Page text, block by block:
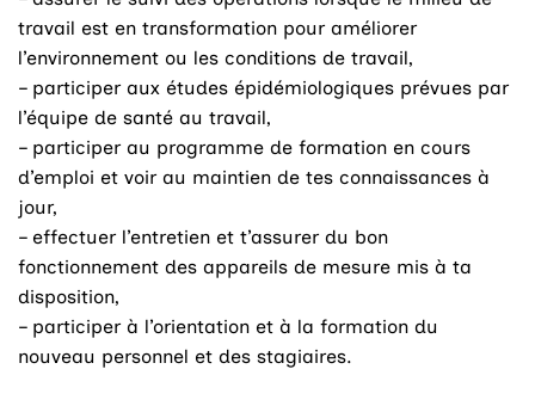
travail est en transformation pour améliorer
l’environnement ou les conditions de travail,
– participer aux études épidémiologiques prévues par
l’équipe de santé au travail,
– participer au programme de formation en cours
d’emploi et voir au maintien de tes connaissances à
jour,
– effectuer l’entretien et t’assurer du bon
fonctionnement des appareils de mesure mis à ta
disposition,
– participer à l’orientation et à la formation du
nouveau personnel et des stagiaires.